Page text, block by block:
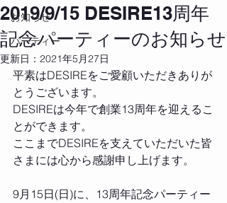
お知らせ
パーティー
2019/9/15 DESIRE13周年
記念パーティーのお知らせ
更新日： 2021年5月27日
平素はDESIREをご愛顧いただきありが
とうございます。
DESIREは今年で創業13周年を迎えるこ
とができます。
ここまでDESIREを支えていただいた皆
さまには心から感謝申し上げます。
9月15日(日)に、13周年記念パーティー